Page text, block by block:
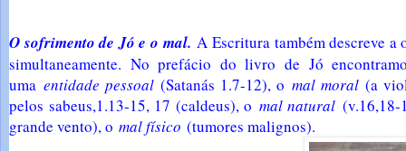
O sofrimento de Jó e o mal. A Escritura também descreve a
simultaneamente. No prefácio do livro de Jó
uma entidade pessoal(Satanás 1.7-12), o mal moral(a
pelos sabeus,1.13-15, 17 (caldeus), o mal natural (v.16,18-
grande vento), o mal físico (tumores malignos).